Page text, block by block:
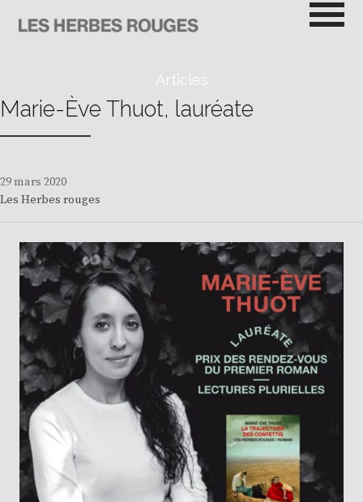
contenu
Articles
Marie-Ève Thuot, lauréate
29 mars 2020
Les Herbes rouges